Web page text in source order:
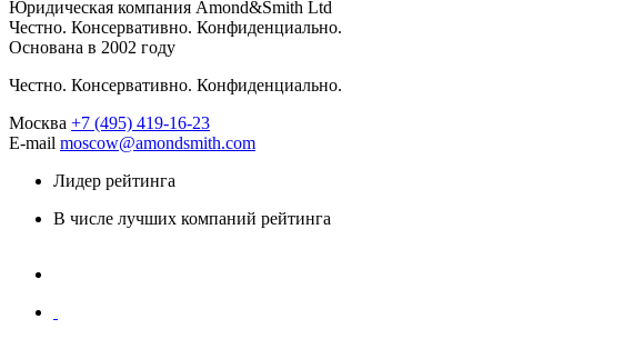
Юридическая компания Amond&Smith Ltd
Честно. Консервативно. Конфиденциально.
Основана в 2002 году
Честно. Консервативно. Конфиденциально.
Москва +7 (495) 419-16-23
E-mail moscow@amondsmith.com
Лидер рейтинга
В числе лучших компаний рейтинга